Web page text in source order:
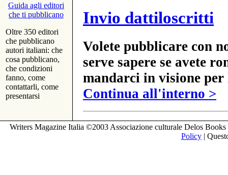
Guida agli editori
che ti pubblicano
Oltre 350 editori
che pubblicano
autori italiani: che
cosa pubblicano,
che condizioni
fanno, come
contattarli, come
presentarsi
Invio dattiloscritti
Volete pubblicare con
serve sapere se avete
mandarci in visione
Continua all'interno >
Writers Magazine Italia ©2003 Associazione culturale Delos
Policy |